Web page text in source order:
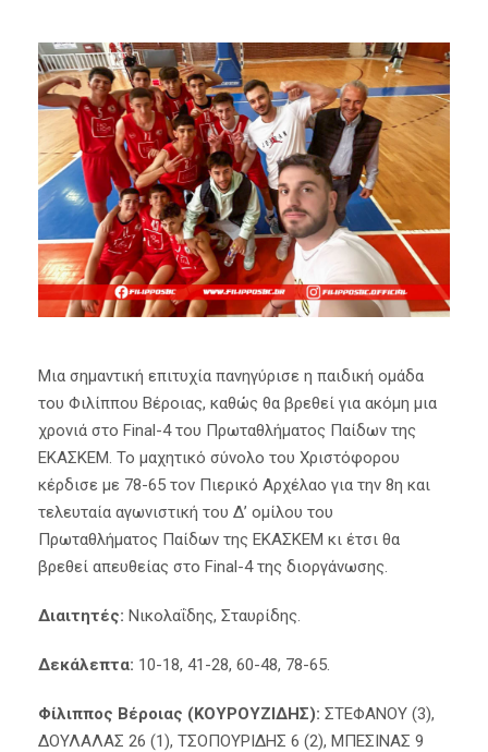
Μια σημαντική επιτυχία πανηγύρισε η παιδική ομάδα
του Φιλίππου Βέροιας, καθώς θα βρεθεί για ακόμη μια
χρονιά στο Final-4 του Πρωταθλήματος Παίδων της
ΕΚΑΣΚΕΜ. Το μαχητικό σύνολο του Χριστόφορου
κέρδισε με 78-65 τον Πιερικό Αρχέλαο για την 8η και
τελευταία αγωνιστική του Δ’ ομίλου του
Πρωταθλήματος Παίδων της ΕΚΑΣΚΕΜ κι έτσι θα
βρεθεί απευθείας στο Final-4 της διοργάνωσης.
Διαιτητές: Νικολαΐδης, Σταυρίδης.
Δεκάλεπτα: 10-18, 41-28, 60-48, 78-65.
Φίλιππος Βέροιας (ΚΟΥΡΟΥΖΙΔΗΣ): ΣΤΕΦΑΝΟΥ (3),
ΔΟΥΛΑΛΑΣ 26 (1), ΤΣΟΠΟΥΡΙΔΗΣ 6 (2), ΜΠΕΣΙΝΑΣ 9